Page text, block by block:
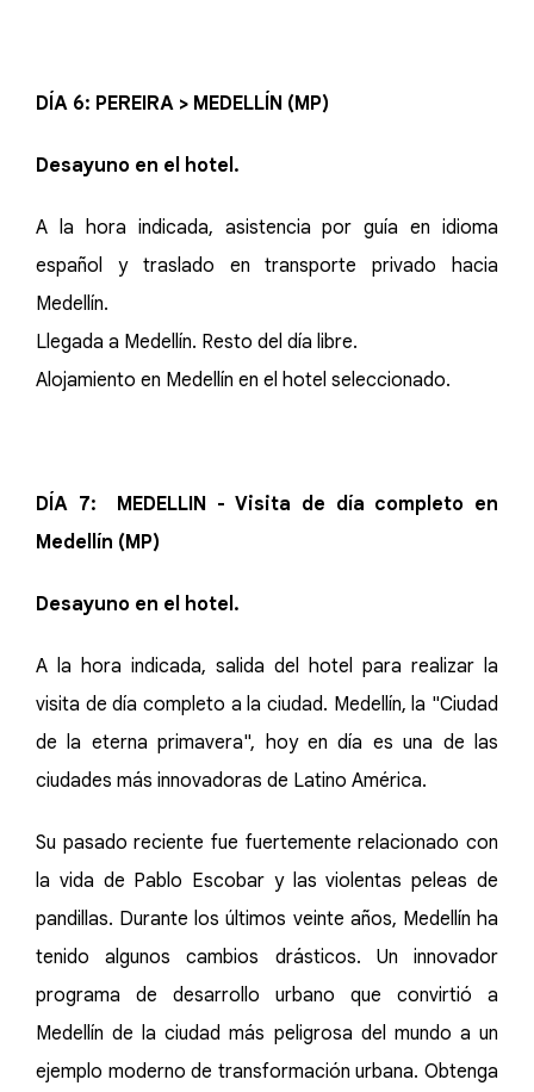
DÍA 6: PEREIRA > MEDELLÍN (MP)
Desayuno en el hotel.
A la hora indicada, asistencia por guía en idioma
español y traslado en transporte privado hacia
Medellín.
Llegada a Medellín. Resto del día libre.
Alojamiento en Medellín en el hotel seleccionado.
DÍA 7: MEDELLIN - Visita de día completo en
Medellín (MP)
Desayuno en el hotel.
A la hora indicada, salida del hotel para realizar la
visita de día completo a la ciudad. Medellín, la "Ciudad
de la eterna primavera", hoy en día es una de las
ciudades más innovadoras de Latino América.
Su pasado reciente fue fuertemente relacionado con
la vida de Pablo Escobar y las violentas peleas de
pandillas. Durante los últimos veinte años, Medellín ha
tenido algunos cambios drásticos. Un innovador
programa de desarrollo urbano que convirtió a
Medellín de la ciudad más peligrosa del mundo a un
ejemplo moderno de transformación urbana. Obtenga